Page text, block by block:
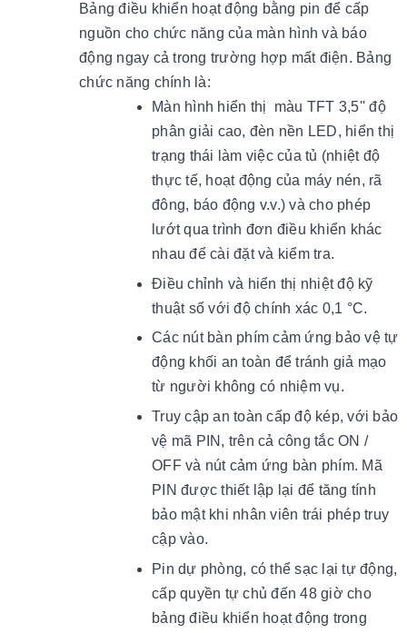
Bảng điều khiển hoạt động bằng pin để cấp
nguồn cho chức năng của màn hình và báo
động ngay cả trong trường hợp mất điện. Bảng
chức năng chính là:
Màn hình hiển thị màu TFT 3,5'' độ
phân giải cao, đèn nền LED, hiển thị
trạng thái làm việc của tủ (nhiệt độ
thực tế, hoạt động của máy nén, rã
đông, báo động v.v.) và cho phép
lướt qua trình đơn điều khiển khác
nhau để cài đặt và kiểm tra.
Điều chỉnh và hiển thị nhiệt độ kỹ
thuật số với độ chính xác 0,1 °C.
Các nút bàn phím cảm ứng bảo vệ tự
động khối an toàn để tránh giả mạo
từ người không có nhiệm vụ.
Truy cập an toàn cấp độ kép, với bảo
vệ mã PIN, trên cả công tắc ON /
OFF và nút cảm ứng bàn phím. Mã
PIN được thiết lập lại để tăng tính
bảo mật khi nhân viên trái phép truy
cập vào.
Pin dự phòng, có thể sạc lại tự động,
cấp quyền tự chủ đến 48 giờ cho
bảng điều khiển hoạt động trong